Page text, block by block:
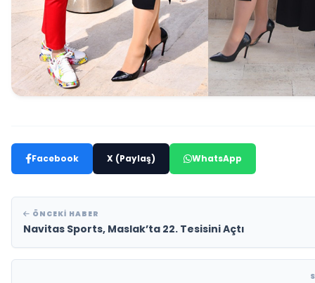
Facebook X (Paylaş) WhatsApp
ÖNCEKI HABER
Navitas Sports, Maslak’ta 22. Tesisini Açtı